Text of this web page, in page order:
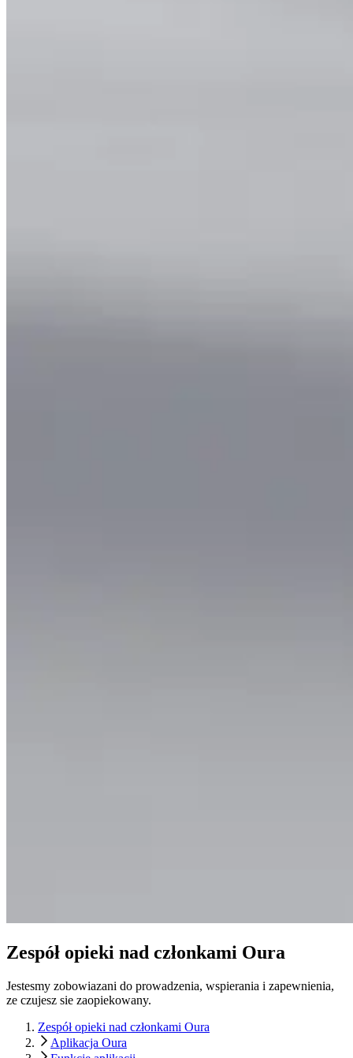
Zespół opieki nad członkami Oura
Jestesmy zobowiazani do prowadzenia, wspierania i zapewnienia,
ze czujesz sie zaopiekowany.
Zespół opieki nad członkami Oura
Aplikacja Oura